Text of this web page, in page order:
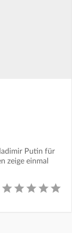
Putin für
zeige einmal